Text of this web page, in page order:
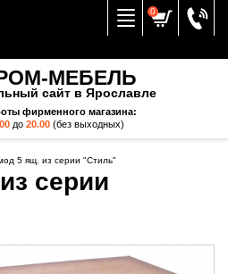
0
МЕБЕЛЬ
сайт в Ярославле
фирменного магазина:
до 20.00(без выходных)
5 ящ. из серии "Стиль"
серии